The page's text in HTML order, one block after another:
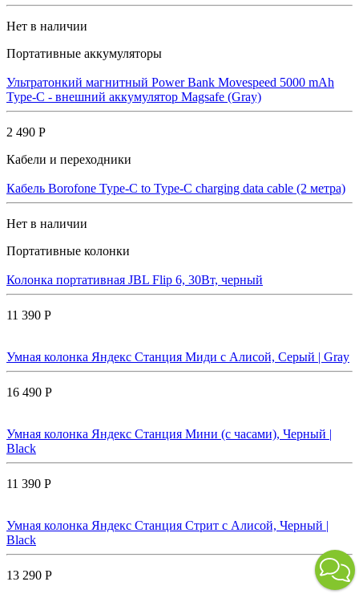
Нет в наличии
Портативные аккумуляторы
Ультратонкий магнитный Power Bank Movespeed 5000 mAh
Type-C - внешний аккумулятор Magsafe (Gray)
2 490 Р
Кабели и переходники
Кабель Borofone Type-C to Type-C charging data cable (2 метра)
Нет в наличии
Портативные колонки
Колонка портативная JBL Flip 6, 30Вт, черный
11 390 Р
Умная колонка Яндекс Станция Миди с Алисой, Cерый | Gray
16 490 Р
Умная колонка Яндекс Станция Мини (с часами), Черный |
Black
11 390 Р
Умная колонка Яндекс Станция Стрит с Алисой, Черный |
Black
13 290 Р